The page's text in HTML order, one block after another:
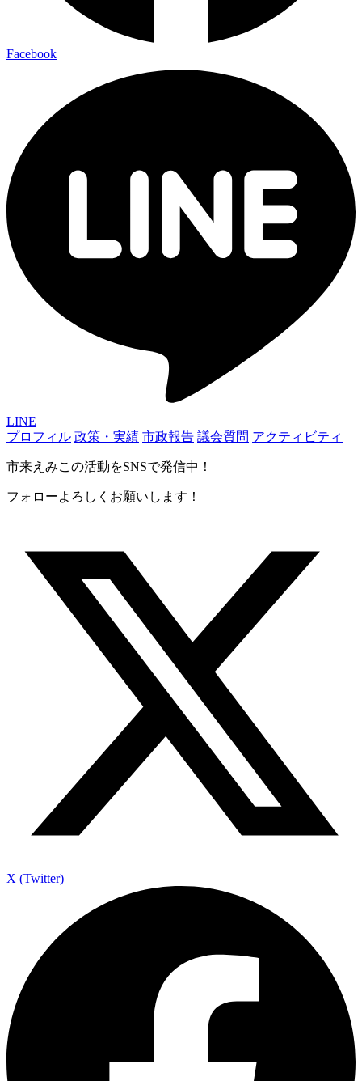
Facebook
LINE
プロフィル 政策・実績 市政報告 議会質問 アクティビティ
市来えみこの活動をSNSで発信中！
フォローよろしくお願いします！
X (Twitter)